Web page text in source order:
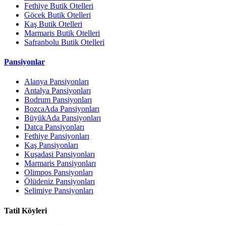
Fethiye Butik Otelleri
Göcek Butik Otelleri
Kaş Butik Otelleri
Marmaris Butik Otelleri
Safranbolu Butik Otelleri
Pansiyonlar
Alanya Pansiyonları
Antalya Pansiyonları
Bodrum Pansiyonları
BozcaAda Pansiyonları
BüyükAda Pansiyonları
Datça Pansiyonları
Fethiye Pansiyonları
Kaş Pansiyonları
Kuşadasi Pansiyonları
Marmaris Pansiyonları
Olimpos Pansiyonları
Ölüdeniz Pansiyonları
Selimiye Pansiyonları
Tatil Köyleri